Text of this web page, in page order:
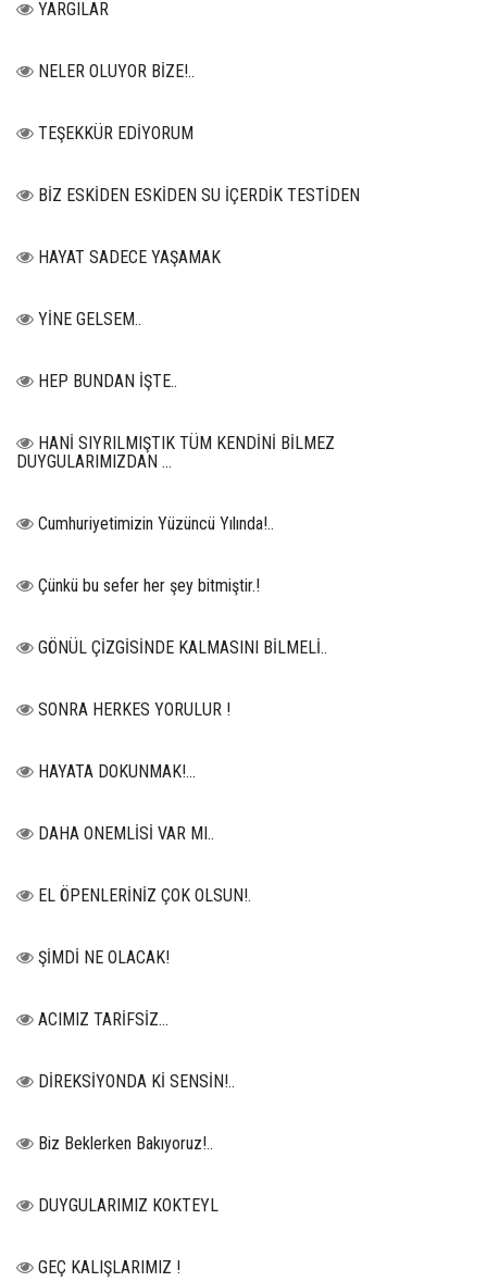
YARGILAR
NELER OLUYOR BİZE!..
TEŞEKKÜR EDİYORUM
BİZ ESKİDEN ESKİDEN SU İÇERDİK TESTİDEN
HAYAT SADECE YAŞAMAK
YİNE GELSEM..
HEP BUNDAN İŞTE..
HANİ SIYRILMIŞTIK TÜM KENDİNİ BİLMEZ
DUYGULARIMIZDAN …
Cumhuriyetimizin Yüzüncü Yılında!..
Çünkü bu sefer her şey bitmiştir.!
GÖNÜL ÇİZGİSİNDE KALMASINI BİLMELİ..
SONRA HERKES YORULUR !
HAYATA DOKUNMAK!...
DAHA ONEMLİSİ VAR MI..
EL ÖPENLERİNİZ ÇOK OLSUN!.
ŞİMDİ NE OLACAK!
ACIMIZ TARİFSİZ…
DİREKSİYONDA Kİ SENSİN!..
Biz Beklerken Bakıyoruz!..
DUYGULARIMIZ KOKTEYL
GEÇ KALIŞLARIMIZ !